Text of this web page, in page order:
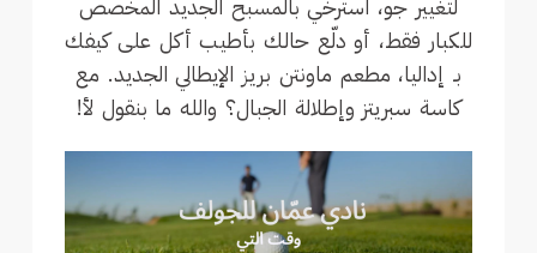
لتغيير جو، استرخي بالمسبح الجديد المخصص
للكبار فقط، أو دلّع حالك بأطيب أكل على كيفك
بـ إداليا، مطعم ماونتن بريز الإيطالي الجديد. مع
كاسة سبريتز وإطلالة الجبال؟ والله ما بنقول لأ!